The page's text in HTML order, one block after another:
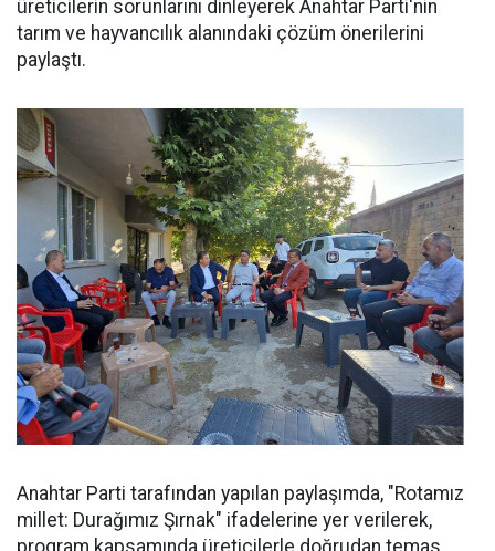
üreticilerin sorunlarını dinleyerek Anahtar Parti'nin
tarım ve hayvancılık alanındaki çözüm önerilerini
paylaştı.
Anahtar Parti tarafından yapılan paylaşımda, "Rotamız
millet: Durağımız Şırnak" ifadelerine yer verilerek,
program kapsamında üreticilerle doğrudan temas